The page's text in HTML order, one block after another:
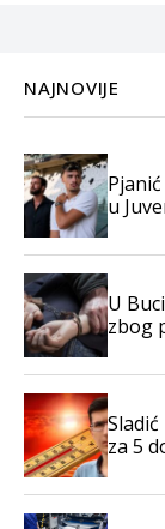
NAJNOVIJE
u
U
zbog
za 5